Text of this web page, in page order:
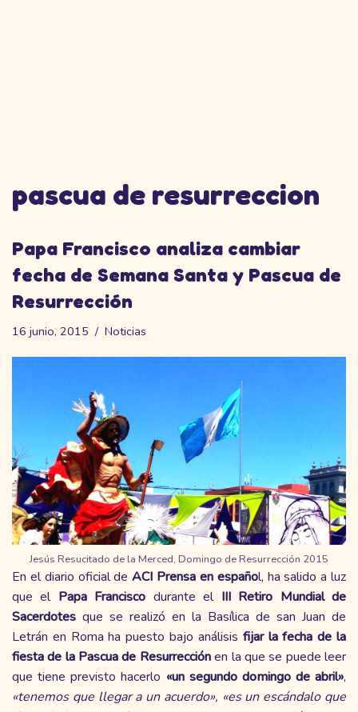
pascua de resurreccion
Papa Francisco analiza cambiar
fecha de Semana Santa y Pascua de
Resurrección
16 junio, 2015 Noticias
Jesús Resucitado de la Merced, Domingo de Resurrección 2015
En el diario oficial de ACI Prensa en español, ha salido a luz
que elPapa Francisco durante el III Retiro Mundial de
Sacerdotes que se realizó en la Basílica de san Juan de
Letrán en Roma ha puesto bajo análisis fijar la fecha de la
fiesta de la Pascua de Resurrecciónen la que se puede leer
que tiene previsto hacerlo «un segundo domingo de abril»,
«tenemos que llegar a un acuerdo», «es un escándalo que